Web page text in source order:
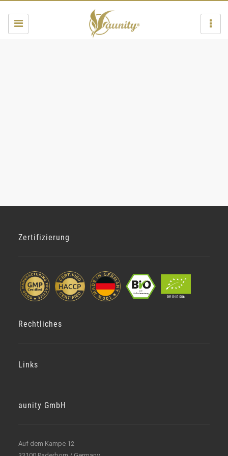
Zertifizierung
Rechtliches
Links
aunity GmbH
Auf dem Kampe 12